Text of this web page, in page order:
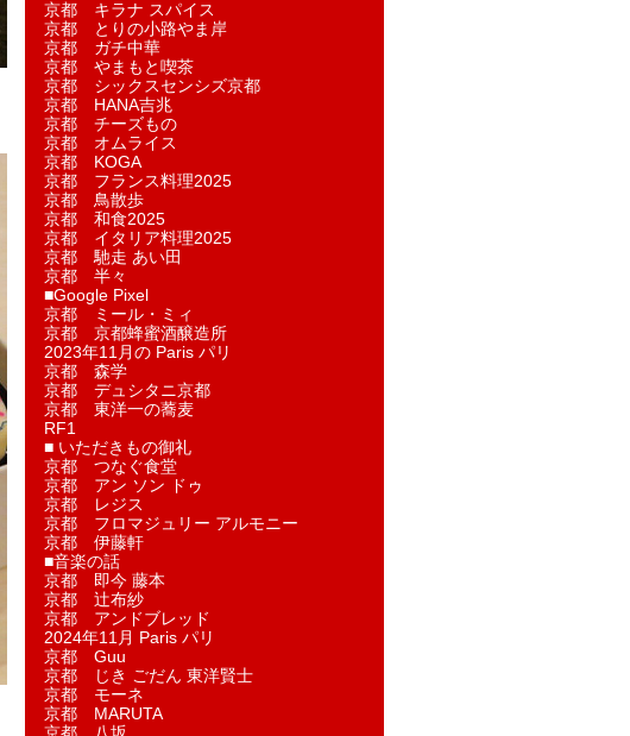
京都 キラナ スパイス
京都 とりの小路やま岸
京都 ガチ中華
京都 やまもと喫茶
京都 シックスセンシズ京都
京都 HANA吉兆
京都 チーズもの
京都 オムライス
京都 KOGA
京都 フランス料理2025
京都 鳥散歩
京都 和食2025
京都 イタリア料理2025
京都 馳走 あい田
京都 半々
■Google Pixel
京都 ミール・ミィ
京都 京都蜂蜜酒醸造所
2023年11月の Paris パリ
京都 森学
京都 デュシタニ京都
京都 東洋一の蕎麦
RF1
■ いただきもの御礼
京都 つなぐ食堂
京都 アン ソン ドゥ
京都 レジス
京都 フロマジュリー アルモニー
京都 伊藤軒
■音楽の話
京都 即今 藤本
京都 辻布紗
京都 アンドブレッド
2024年11月 Paris パリ
京都 Guu
京都 じき ごだん 東洋賢士
京都 モーネ
京都 MARUTA